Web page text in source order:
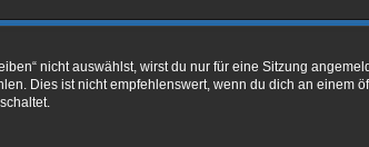
nicht auswählst, wirst du nur für eine Sitzung
Dies ist nicht empfehlenswert, wenn du dich an